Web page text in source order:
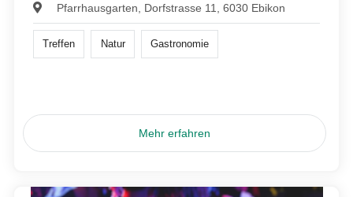
Pfarrhausgarten, Dorfstrasse 11, 6030 Ebikon
Treffen Natur Gastronomie
Mehr erfahren